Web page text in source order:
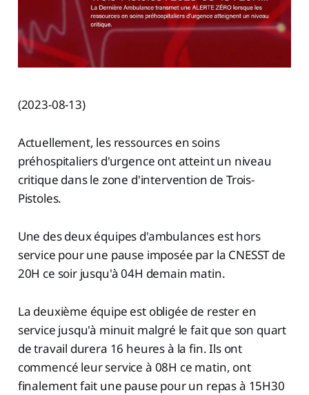
(2023-08-13)
Actuellement, les ressources en soins
préhospitaliers d'urgence ont atteint un niveau
critique dans le zone d'intervention de Trois-
Pistoles.
Une des deux équipes d'ambulances est hors
service pour une pause imposée par la CNESST de
20H ce soir jusqu'à 04H demain matin.
La deuxième équipe est obligée de rester en
service jusqu'à minuit malgré le fait que son quart
de travail durera 16 heures à la fin. Ils ont
commencé leur service à 08H ce matin, ont
finalement fait une pause pour un repas à 15H30